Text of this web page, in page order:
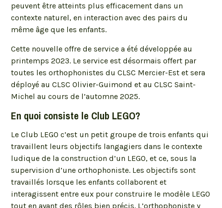
peuvent être atteints plus efficacement dans un
contexte naturel, en interaction avec des pairs du
même âge que les enfants.
Cette nouvelle offre de service a été développée au
printemps 2023. Le service est désormais offert par
toutes les orthophonistes du CLSC Mercier-Est et sera
déployé au CLSC Olivier-Guimond et au CLSC Saint-
Michel au cours de l’automne 2025.
En quoi consiste le Club LEGO?
Le Club LEGO c’est un petit groupe de trois enfants qui
travaillent leurs objectifs langagiers dans le contexte
ludique de la construction d’un LEGO, et ce, sous la
supervision d’une orthophoniste. Les objectifs sont
travaillés lorsque les enfants collaborent et
interagissent entre eux pour construire le modèle LEGO
tout en ayant des rôles bien précis. L’orthophoniste y